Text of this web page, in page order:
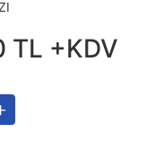
TL +KDV